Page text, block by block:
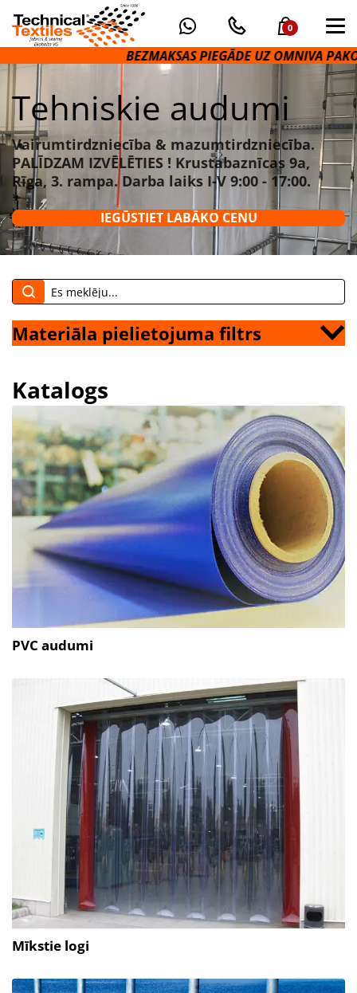
0
BEZMAKSAS PIEGĀDE UZ OMNIVA PAKOMĀTIEM
IEGŪSTIET LABĀKO CENU
Tehniskie audumi
Vairumtirdzniecība & mazumtirdzniecība.
PALĪDZAM IZVĒLĒTIES ! Krustabaznīcas 9a,
Rīga, 3. rampa. Darba laiks I-V 9:00 - 17:00.
Materiāla pielietojuma filtrs
Katalogs
PVC audumi
Mīkstie logi